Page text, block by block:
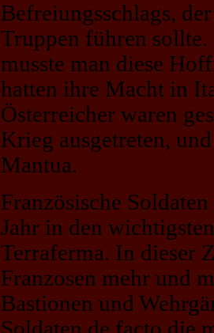
Befreiungsschlags,
Truppen führen sollte.
musste man diese
hatten ihre Macht in
Österreicher waren
Krieg ausgetreten,
Mantua.
Französische
Jahr in den
Terraferma. In dieser
Franzosen mehr und
Bastionen und